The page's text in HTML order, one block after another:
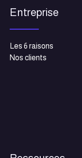
Entreprise
Les 6 raisons
Nos clients